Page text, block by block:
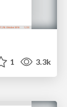
1 3.3k